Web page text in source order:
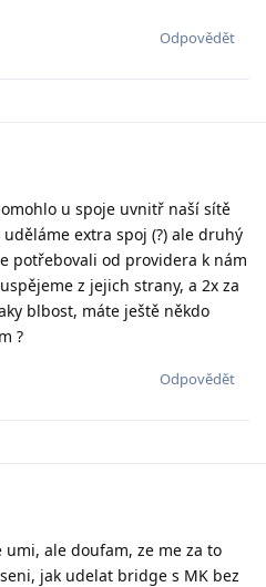
Odpovědět
u spoje uvnitř naší sítě
extra spoj (?) ale druhý
potřebovali od providera k nám
z jejich strany, a 2x za
blbost, máte ještě někdo
?
Odpovědět
umi, ale doufam, ze me za to
jak udelat bridge s MK bez